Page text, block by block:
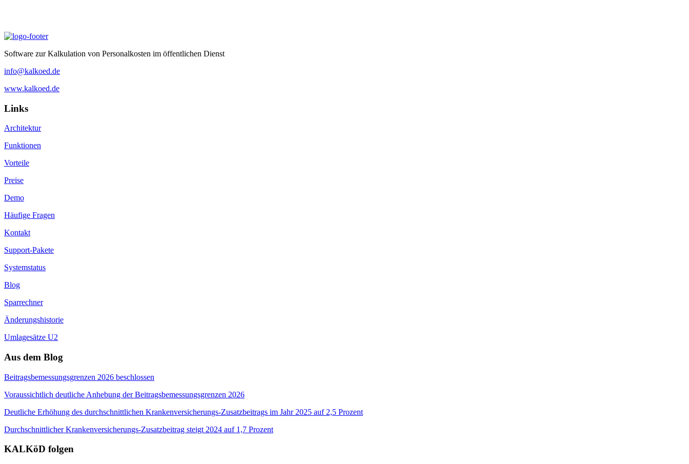
Software zur Kalkulation von Personalkosten im öffentlichen Dienst
info@kalkoed.de
www.kalkoed.de
Links
Architektur
Funktionen
Vorteile
Preise
Demo
Häufige Fragen
Kontakt
Support-Pakete
Systemstatus
Blog
Sparrechner
Änderungshistorie
Umlagesätze U2
Aus dem Blog
Beitragsbemessungsgrenzen 2026 beschlossen
Voraussichtlich deutliche Anhebung der Beitragsbemessungsgrenzen 2026
Deutliche Erhöhung des durchschnittlichen Krankenversicherungs-Zusatzbeitrags im Jahr 2025 auf 2,5 Prozent
Durchschnittlicher Krankenversicherungs-Zusatzbeitrag steigt 2024 auf 1,7 Prozent
KALKöD folgen